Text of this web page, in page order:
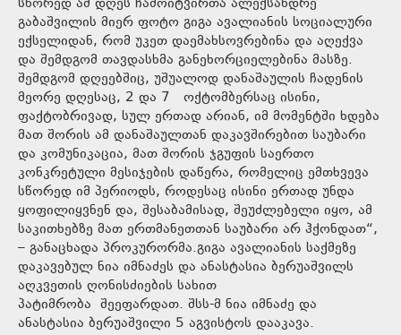
გაბაშვილის მიერ ფოტო გიგა ავალიანის სოციალური
ექსელიდან, რომ უკეთ დაემახსოვრებინა და აღექვა
და შემდგომ თავდასხმა განეხორციელებინა მასზე.
შემდგომ დღეებშიც, უშუალოდ დანაშაულის ჩადენის
მეორე დღესაც, 2 და 7 ოქტომბერსაც ისინი,
ფაქტობრივად, სულ ერთად არიან, იმ მომენტში ხდება
მათ შორის ამ დანაშაულთან დაკავშირებით საუბარი
და კომუნიკაცია, მათ შორის ჯგუფის საერთო
კონკრეტული მესიჯების დაწერა, რომელიც ემთხვევა
სწორედ იმ პერიოდს, როდესაც ისინი ერთად უნდა
ყოფილიყვნენ და, შესაბამისად, შეუძლებელი იყო, ამ
საკითხებზე მათ ერთმანეთთან საუბარი არ ჰქონდათ“,
– განაცხადა პროკურორმა.გიგა ავალიანის საქმეზე
დაკავებულ ნია იმნაძეს და ანასტასია ბერუაშვილს
აღკვეთის ღონისძიების სახით
პატიმრობა შეეფარდათ. შსს-მ ნია იმნაძე და
ანასტასია ბერუაშვილი 5 აგვისტოს დააკავა.